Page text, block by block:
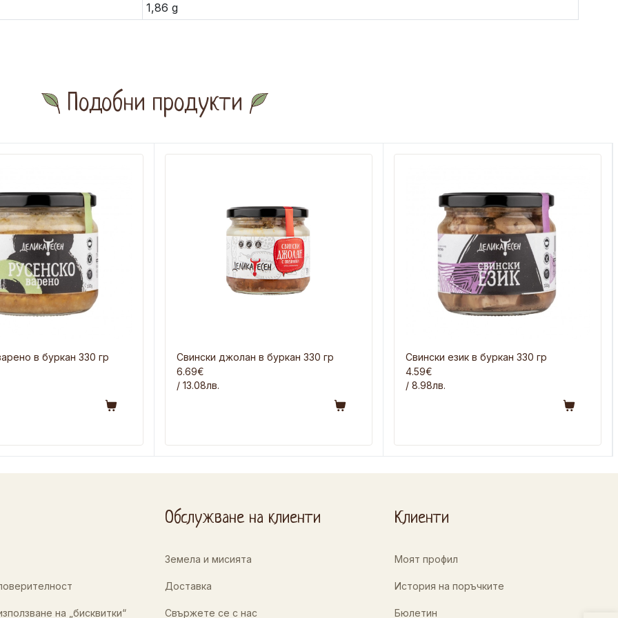
1,86 g
Подобни продукти
в буркан 330 гр
Свински джолан в буркан 330 гр
6.69€
/ 13.08лв.
Свински език в буркан 330 гр
4.59€
/ 8.98лв.
на „бисквитки“
Обслужване на клиенти
Земела и мисията
Доставка
Свържете се с нас
Клиенти
Моят профил
История на поръчките
Бюлетин